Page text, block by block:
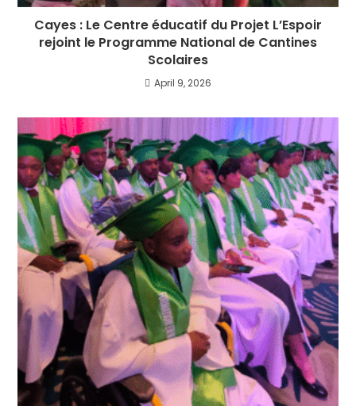
Cayes : Le Centre éducatif du Projet L’Espoir
rejoint le Programme National de Cantines
Scolaires
April 9, 2026